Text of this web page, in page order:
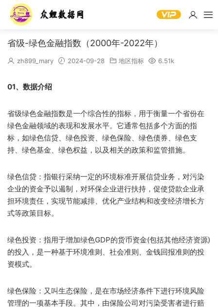
省级-绿色金融指数（2000年-2022年）
zh899_mary 2024-09-28 地区指标 6.51k
01、数据介绍
省级绿色金融指数是一个综合性的指标，用于衡量一个省份在
绿色金融领域的表现和发展水平。它通常包括多个方面的指
标，如绿色信贷、绿色投资、绿色保险、绿色债券、绿色支
持、绿色基金、绿色权益，以及相关的政策和监管措施。
绿色信贷：指银行采纳一定的环境标准开展信贷业务，对污染
企业的资金予以遏制，对环保企业进行扶持，促使贷款企业承
担环境责任，实现节能减排、优化产业结构和改变经济增长方
式等政策目标。
绿色投资：指用于增加绿色GDP的货币资金(包括其他经济资源)
的投入，是一种基于环境准则、社会准则、金钱回报准则的投
资模式。
绿色保险：又叫生态保险，是在市场经济条件下进行环境风险
管理的一项基本手段。其中，由保险公司对污染受害者进行赔